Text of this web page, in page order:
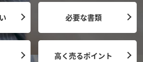
必要な書類
高く売るポイント